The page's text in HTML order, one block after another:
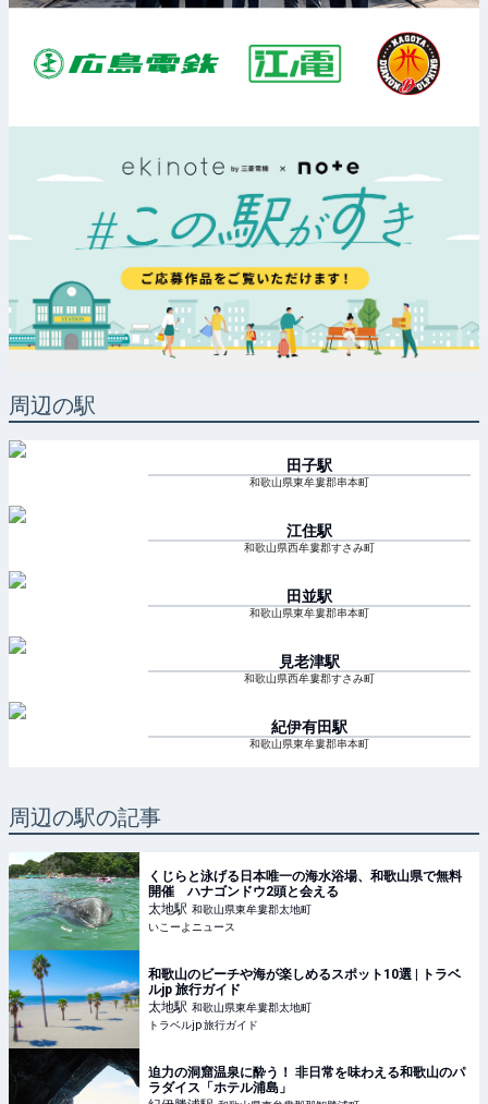
周辺の駅
田子駅
和歌山県東牟婁郡串本町
江住駅
和歌山県西牟婁郡すさみ町
田並駅
和歌山県東牟婁郡串本町
見老津駅
和歌山県西牟婁郡すさみ町
紀伊有田駅
和歌山県東牟婁郡串本町
周辺の駅の記事
くじらと泳げる日本唯一の海水浴場、和歌山県で無料
開催 ハナゴンドウ2頭と会える
太地駅 和歌山県東牟婁郡太地町
いこーよニュース
和歌山のビーチや海が楽しめるスポット10選 | トラベ
ルjp 旅行ガイド
太地駅 和歌山県東牟婁郡太地町
トラベルjp 旅行ガイド
迫力の洞窟温泉に酔う！ 非日常を味わえる和歌山のパ
ラダイス「ホテル浦島」